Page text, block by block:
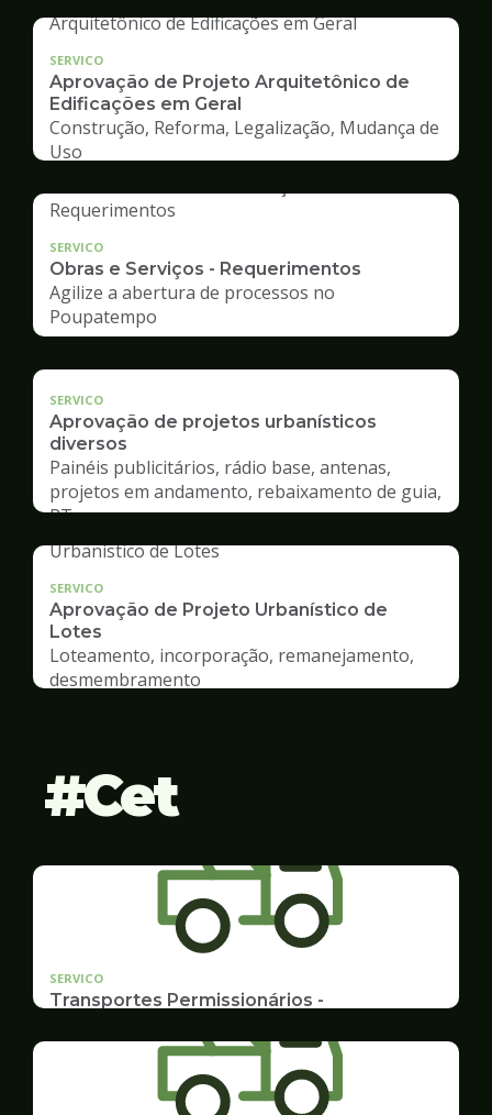
SERVICO
Aprovação de Projeto Arquitetônico de
Edificações em Geral
Construção, Reforma, Legalização, Mudança de
Uso
SERVICO
Obras e Serviços - Requerimentos
Agilize a abertura de processos no
Poupatempo
SERVICO
Aprovação de projetos urbanísticos
diversos
Painéis publicitários, rádio base, antenas,
projetos em andamento, rebaixamento de guia,
RT
SERVICO
Aprovação de Projeto Urbanístico de
Lotes
Loteamento, incorporação, remanejamento,
desmembramento
Cet
SERVICO
Transportes Permissionários -
Documentação, Requerimento e Transferência